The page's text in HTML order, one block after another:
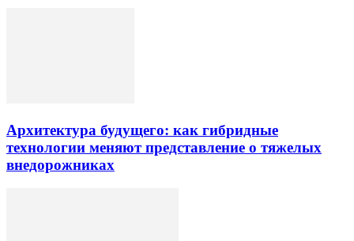
Архитектура будущего: как гибридные
технологии меняют представление о тяжелых
внедорожниках